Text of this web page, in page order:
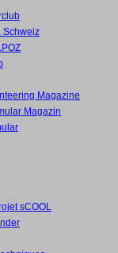
Schweiz
Magazine
Magazin
sCOOL